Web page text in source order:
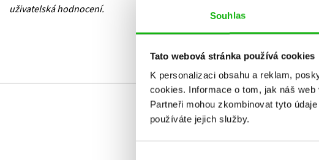
Souhlas
Tato webová stránka používá cookies
K personalizaci obsahu a reklam,
cookies. Informace o tom, jak náš
Partneři mohou zkombinovat tyto
používáte jejich služby.
uživatelská hodnocení.